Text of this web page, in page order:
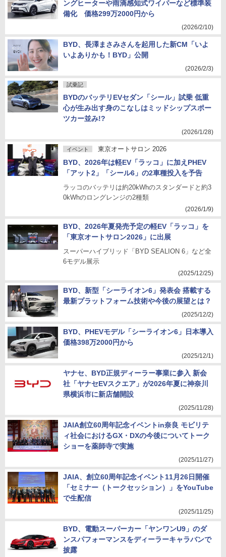
ングヒーターや雨滴感知式ワイパーなど標準装
備化 価格299万2000円から
(2026/2/10)
BYD、長澤まさみさんを起用した新CM「いよ
いよありかも！BYD」公開
(2026/2/3)
試乗記
BYDのバッテリEVセダン「シール」試乗 低重
心が生み出す身のこなしはミッドシップスポー
ツカー並み!?
(2026/1/28)
イベント 東京オートサロン 2026
BYD、2026年は軽EV「ラッコ」に加えPHEV
「アット2」「シール6」の2車種投入を予告
ラッコのバッテリは約20kWhのスタンダードと約3
0kWhのロングレンジの2種類
(2026/1/9)
BYD、2026年夏発売予定の軽EV「ラッコ」を
「東京オートサロン2026」に出展
スーパーハイブリッド「BYD SEALION 6」など全
6モデル展示
(2025/12/25)
BYD、新型「シーライオン6」発表会 搭載する
最新プラットフォーム技術や今後の展望とは？
(2025/12/2)
BYD、PHEVモデル「シーライオン6」日本導入
価格398万2000円から
(2025/12/1)
ヤナセ、BYD正規ディーラー事業に参入 新会
社「ヤナセEVスクエア」が2026年夏に神奈川
県横浜市に新店舗開設
(2025/11/28)
JAIA創立60周年記念イベントin奈良 モビリテ
ィ社会におけるGX・DXの今後についてトーク
ショーを薬師寺で実施
(2025/11/27)
JAIA、創立60周年記念イベント11月26日開催
「セミナー（トークセッション）」をYouTube
で生配信
(2025/11/25)
BYD、電動スーパーカー「ヤンワンU9」のダ
ンスパフォーマンスをディーラーキャラバンで
披露